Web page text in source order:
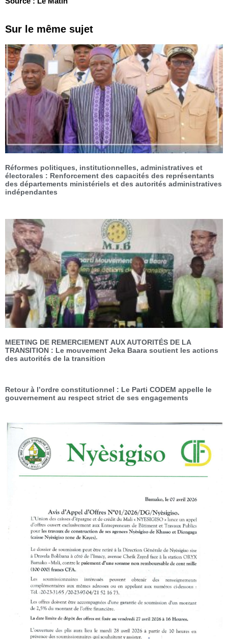
Sur le même sujet
Réformes politiques, institutionnelles, administratives et
électorales : Renforcement des capacités des représentants
des départements ministériels et des autorités administratives
indépendantes
MEETING DE REMERCIEMENT AUX AUTORITÉS DE LA
TRANSITION : Le mouvement Jeka Baara soutient les actions
des autorités de la transition
Retour à l’ordre constitutionnel : Le Parti CODEM appelle le
gouvernement au respect strict de ses engagements